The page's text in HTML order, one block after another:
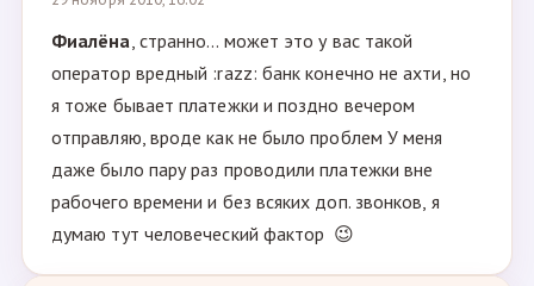
Фиалёна, странно... может это у вас такой
оператор вредный :razz: банк конечно не ахти, но
я тоже бывает платежки и поздно вечером
отправляю, вроде как не было проблем У меня
даже было пару раз проводили платежки вне
рабочего времени и без всяких доп. звонков, я
думаю тут человеческий фактор 😉